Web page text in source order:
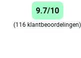
9.7/10
(116 klantbeoordelingen)